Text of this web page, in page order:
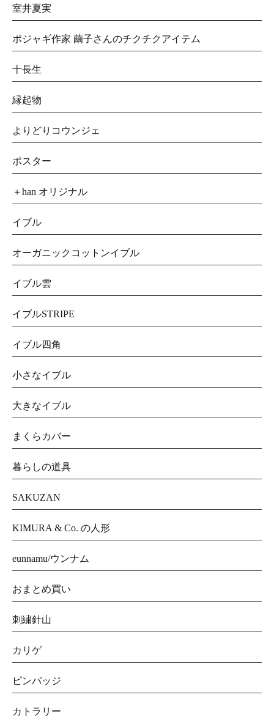
室井夏実
ポジャギ作家 繭子さんのチクチクアイテム
十長生
縁起物
よりどりコウンジェ
ポスター
＋han オリジナル
イブル
オーガニックコットンイブル
イブル雲
イブルSTRIPE
イブル四角
小さなイブル
大きなイブル
まくらカバー
暮らしの道具
SAKUZAN
KIMURA & Co. の人形
eunnamu/ウンナム
おまとめ買い
刺繍針山
カリゲ
ピンバッジ
カトラリー